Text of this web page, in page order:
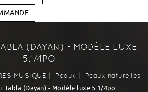
(DAYAN) - MODÈLE LUXE
5.1/4PO
MUSIQUE | Peaux | Peaux naturelles
Tabla (Dayan) - Modèle luxe 5.1/4po